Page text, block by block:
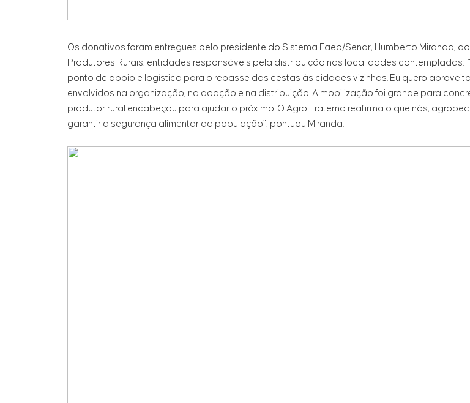
Os donativos foram entregues pelo presidente do Sistema Faeb/Senar, Humberto Miranda,
Produtores Rurais, entidades responsáveis pela distribuição nas localidades contempladas.
ponto de apoio e logística para o repasse das cestas às cidades vizinhas. Eu quero
envolvidos na organização, na doação e na distribuição. A mobilização foi grande para
produtor rural encabeçou para ajudar o próximo. O Agro Fraterno reafirma o que nós,
garantir a segurança alimentar da população”, pontuou Miranda.